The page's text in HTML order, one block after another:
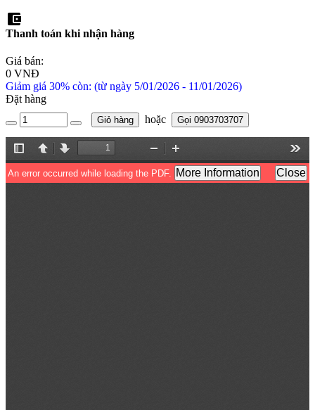
account_balance_wallet
Thanh toán khi nhận hàng
Giá bán:
0 VNĐ
Giảm giá 30% còn: (từ ngày 5/01/2026 - 11/01/2026)
Đặt hàng
Giỏ hàng hoặc Gọi 0903703707